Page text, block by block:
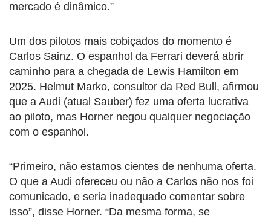
mercado é dinâmico.”
Um dos pilotos mais cobiçados do momento é
Carlos Sainz. O espanhol da Ferrari deverá abrir
caminho para a chegada de Lewis Hamilton em
2025. Helmut Marko, consultor da Red Bull, afirmou
que a Audi (atual Sauber) fez uma oferta lucrativa
ao piloto, mas Horner negou qualquer negociação
com o espanhol.
“Primeiro, não estamos cientes de nenhuma oferta.
O que a Audi ofereceu ou não a Carlos não nos foi
comunicado, e seria inadequado comentar sobre
isso”, disse Horner. “Da mesma forma, se